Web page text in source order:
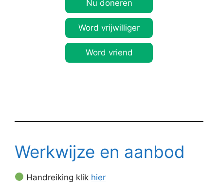
Nu doneren
Word vrijwilliger
Word vriend
Werkwijze en aanbod
Handreiking klik hier